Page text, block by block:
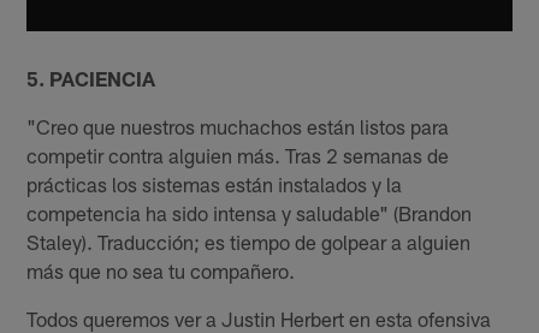
5. PACIENCIA
"Creo que nuestros muchachos están listos para
competir contra alguien más. Tras 2 semanas de
prácticas los sistemas están instalados y la
competencia ha sido intensa y saludable" (Brandon
Staley). Traducción; es tiempo de golpear a alguien
más que no sea tu compañero.
Todos queremos ver a Justin Herbert en esta ofensiva